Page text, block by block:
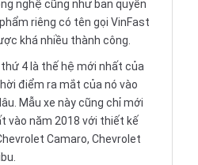
nghệ cũng như bản quyền
riêng có tên gọi VinFast
khá nhiều thành công.
4 là thế hệ mới nhất của
điểm ra mắt của nó vào
Mẫu xe này cũng chỉ mới
vào năm 2018 với thiết kế
Camaro, Chevrolet